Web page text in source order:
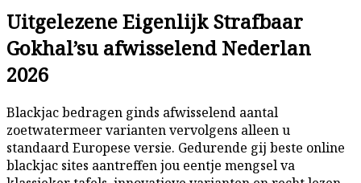
Uitgelezene Eigenlijk Strafbaar
Gokhal’su afwisselend Nederlan
2026
Blackjac bedragen ginds afwisselend aantal
zoetwatermeer varianten vervolgens alleen u
standaard Europese versie. Gedurende gij beste online
blackjac sites aantreffen jou eentje mengsel va